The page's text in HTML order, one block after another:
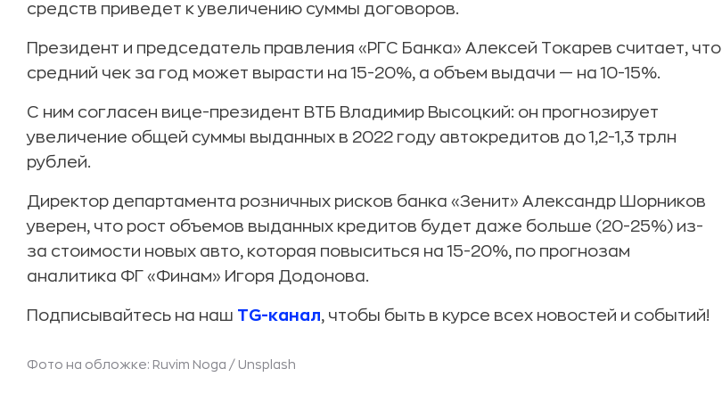
средств приведет к увеличению суммы договоров.
Президент и председатель правления «РГС Банка» Алексей Токарев считает, что
средний чек за год может вырасти на 15-20%, а объем выдачи — на 10-15%.
С ним согласен вице-президент ВТБ Владимир Высоцкий: он прогнозирует
увеличение общей суммы выданных в 2022 году автокредитов до 1,2-1,3 трлн
рублей.
Директор департамента розничных рисков банка «Зенит» Александр Шорников
уверен, что рост объемов выданных кредитов будет даже больше (20-25%) из-
за стоимости новых авто, которая повыситься на 15-20%, по прогнозам
аналитика ФГ «Финам» Игоря Додонова.
Подписывайтесь на наш TG-канал, чтобы быть в курсе всех новостей и событий!
Фото на обложке: Ruvim Noga / Unsplash